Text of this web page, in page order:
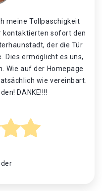
meine Tollpaschigkeit
kontaktierten sofort den
der die Tür
Dies ermöglicht es uns,
Wie auf der Homepage
wie vereinbart.
DANKE!!!!